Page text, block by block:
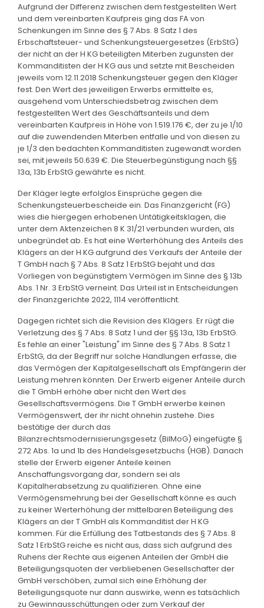
Aufgrund der Differenz zwischen dem festgestellten Wert
und dem vereinbarten Kaufpreis ging das FA von
Schenkungen im Sinne des § 7 Abs. 8 Satz 1 des
Erbschaftsteuer- und Schenkungsteuergesetzes (ErbStG)
der nicht an der H KG beteiligten Miterben zugunsten der
Kommanditisten der H KG aus und setzte mit Bescheiden
jeweils vom 12.11.2018 Schenkungsteuer gegen den Kläger
fest. Den Wert des jeweiligen Erwerbs ermittelte es,
ausgehend vom Unterschiedsbetrag zwischen dem
festgestellten Wert des Geschäftsanteils und dem
vereinbarten Kaufpreis in Höhe von 1.519.176 €, der zu je 1/10
auf die zuwendenden Miterben entfalle und von diesen zu
je 1/3 den bedachten Kommanditisten zugewandt worden
sei, mit jeweils 50.639 €. Die Steuerbegünstigung nach §§
13a, 13b ErbStG gewährte es nicht.
Der Kläger legte erfolglos Einsprüche gegen die
Schenkungsteuerbescheide ein. Das Finanzgericht (FG)
wies die hiergegen erhobenen Untätigkeitsklagen, die
unter dem Aktenzeichen 8 K 31/21 verbunden wurden, als
unbegründet ab. Es hat eine Werterhöhung des Anteils des
Klägers an der H KG aufgrund des Verkaufs der Anteile der
T GmbH nach § 7 Abs. 8 Satz 1 ErbStG bejaht und das
Vorliegen von begünstigtem Vermögen im Sinne des § 13b
Abs. 1 Nr. 3 ErbStG verneint. Das Urteil ist in Entscheidungen
der Finanzgerichte 2022, 1114 veröffentlicht.
Dagegen richtet sich die Revision des Klägers. Er rügt die
Verletzung des § 7 Abs. 8 Satz 1 und der §§ 13a, 13b ErbStG.
Es fehle an einer "Leistung" im Sinne des § 7 Abs. 8 Satz 1
ErbStG, da der Begriff nur solche Handlungen erfasse, die
das Vermögen der Kapitalgesellschaft als Empfängerin der
Leistung mehren könnten. Der Erwerb eigener Anteile durch
die T GmbH erhöhe aber nicht den Wert des
Gesellschaftsvermögens. Die T GmbH erwerbe keinen
Vermögenswert, der ihr nicht ohnehin zustehe. Dies
bestätige der durch das
Bilanzrechtsmodernisierungsgesetz (BilMoG) eingefügte §
272 Abs. 1a und 1b des Handelsgesetzbuchs (HGB). Danach
stelle der Erwerb eigener Anteile keinen
Anschaffungsvorgang dar, sondern sei als
Kapitalherabsetzung zu qualifizieren. Ohne eine
Vermögensmehrung bei der Gesellschaft könne es auch
zu keiner Werterhöhung der mittelbaren Beteiligung des
Klägers an der T GmbH als Kommanditist der H KG
kommen. Für die Erfüllung des Tatbestands des § 7 Abs. 8
Satz 1 ErbStG reiche es nicht aus, dass sich aufgrund des
Ruhens der Rechte aus eigenen Anteilen der GmbH die
Beteiligungsquoten der verbliebenen Gesellschafter der
GmbH verschöben, zumal sich eine Erhöhung der
Beteiligungsquote nur dann auswirke, wenn es tatsächlich
zu Gewinnausschüttungen oder zum Verkauf der